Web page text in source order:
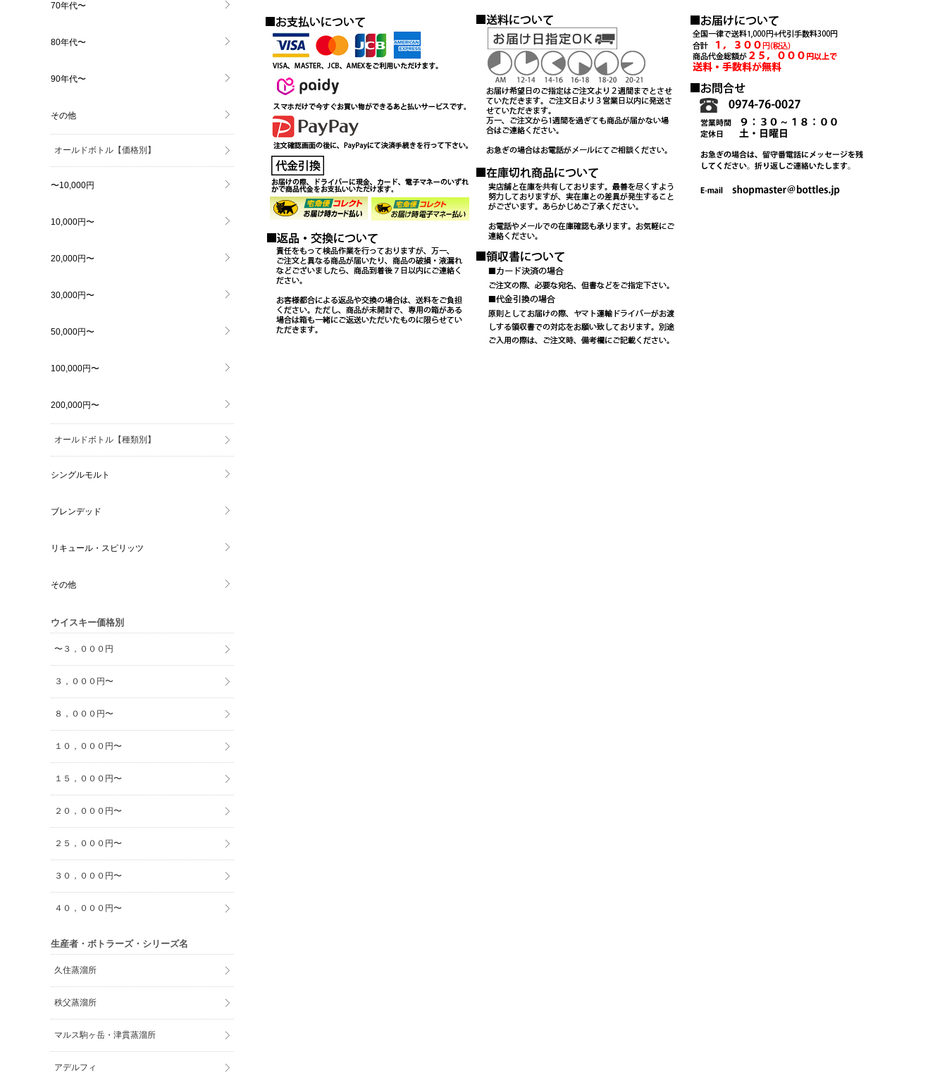
70年代〜
80年代〜
90年代〜
その他
オールドボトル【価格別】
〜10,000円
10,000円〜
20,000円〜
30,000円〜
50,000円〜
100,000円〜
200,000円〜
オールドボトル【種類別】
シングルモルト
ブレンデッド
リキュール・スピリッツ
その他
ウイスキー価格別
〜３，０００円
３，０００円〜
８，０００円〜
１０，０００円〜
１５，０００円〜
２０，０００円〜
２５，０００円〜
３０，０００円〜
４０，０００円〜
生産者・ボトラーズ・シリーズ名
久住蒸溜所
秩父蒸溜所
マルス駒ヶ岳・津貫蒸溜所
アデルフィ